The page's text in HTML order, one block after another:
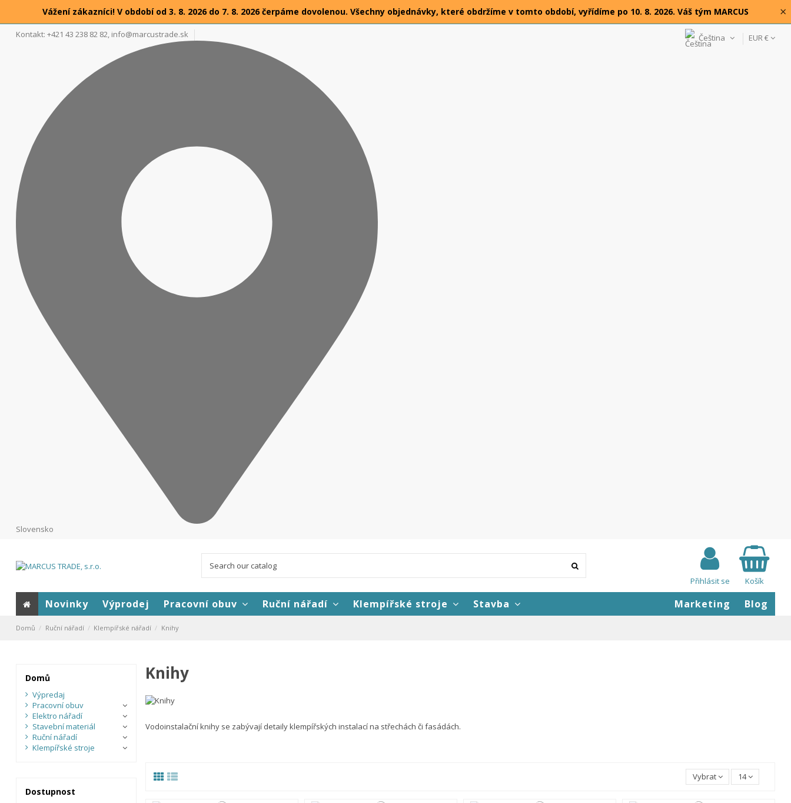
Vážení zákazníci! V období od 3. 8. 2026 do 7. 8. 2026 čerpáme dovolenou. Všechny objednávky, které obdržíme v tomto období, vyřídíme po 10. 8. 2026. Váš tým MARCUS ×
Kontakt: +421 43 238 82 82, info@marcustrade.sk
Slovensko
Čeština EUR €
Přihlásit se Košík
Novinky Výprodej Pracovní obuv Ruční nářadí Klempířské stroje Stavba Blog
Marketing
Domů Ruční nářadí Klempířské nářadí Knihy
Knihy
Vodoinstalační knihy se zabývají detaily klempířských instalací na střechách či fasádách.
Vybrat 14
Domů
Výpredaj
Pracovní obuv
Elektro nářadí
Stavební materiál
Ruční nářadí
Klempířské stroje
Dostupnost